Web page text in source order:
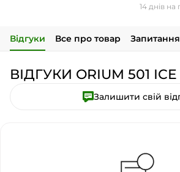
14 днів
Відгуки Все про товар Запитання
ВІДГУКИ ORIUM 501 ICE
Залишити свій